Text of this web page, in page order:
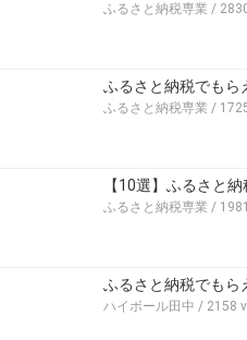
ふるさと納税専業 /
ふるさと納税でもら
ふるさと納税専業 /
【10選】ふるさと
ふるさと納税専業 /
ふるさと納税でもら
ハイボール田中 / 2158